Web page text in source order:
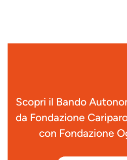
Scopri il Bando
da Fondazione
con Fondazione